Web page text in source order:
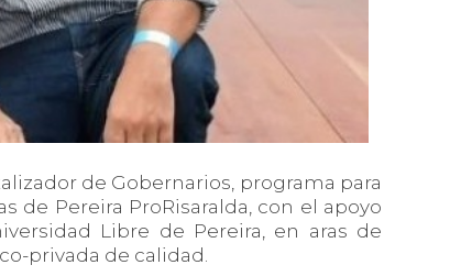
de Gobernarios, programa para
de Pereira ProRisaralda, con el apoyo
Libre de Pereira, en aras de
privada de calidad.